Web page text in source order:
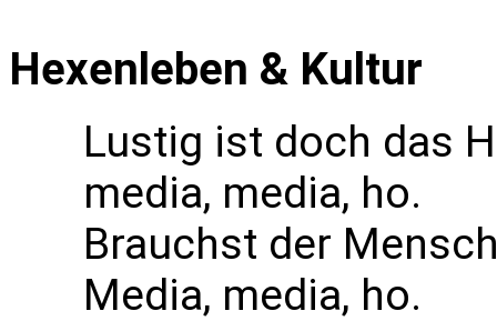
Hexenleben & Kultur
Lustig ist doch das
media, media, ho.
Brauchst der
Media, media, ho.